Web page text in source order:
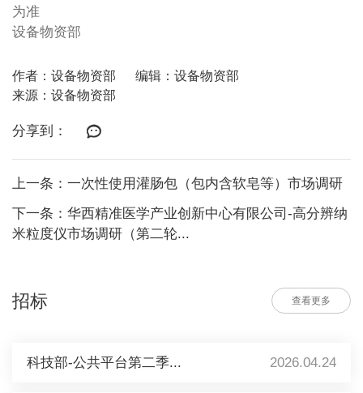
为准
设备物资部
作者：设备物资部
编辑：设备物资部
来源：设备物资部
分享到：
上一条：一次性使用灌肠包（包内含软皂等）市场调研
下一条：华西精准医学产业创新中心有限公司-高分辨纳
米粒度仪市场调研（第二轮...
招标 查看更多
科技部-公共平台第二季... 2026.04.24